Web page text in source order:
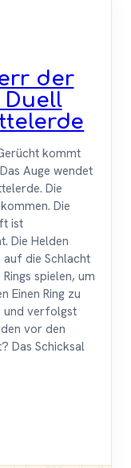
der
Duell
kommt
Auge wendet
Die
Die
ist
Die Helden
auf die Schlacht
spielen, um
Einen Ring zu
und verfolgst
vor den
Das Schicksal